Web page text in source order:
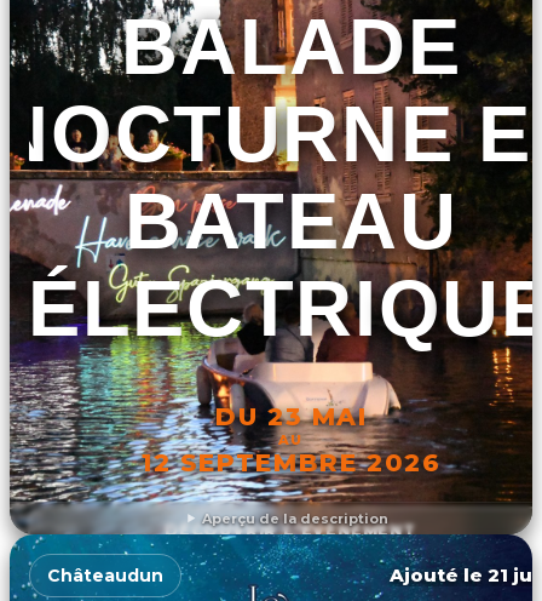
Aperçu de la description
BALADE
BATEAU
DU 23 MAI
AU
12 SEPTEMBRE 2026
DÉCOUVRIR L'ÉVÉNEMENT
Châteaudun Ajouté le 21